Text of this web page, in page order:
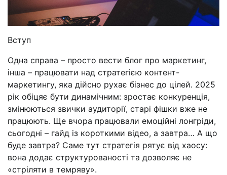
Вступ
Одна справа – просто вести блог про маркетинг,
інша – працювати над стратегією контент-
маркетингу, яка дійсно рухає бізнес до цілей. 2025
рік обіцяє бути динамічним: зростає конкуренція,
змінюються звички аудиторії, старі фішки вже не
працюють. Ще вчора працювали емоційні лонгріди,
сьогодні – гайд із короткими відео, а завтра… А що
буде завтра? Саме тут стратегія рятує від хаосу:
вона додає структурованості та дозволяє не
«стріляти в темряву».